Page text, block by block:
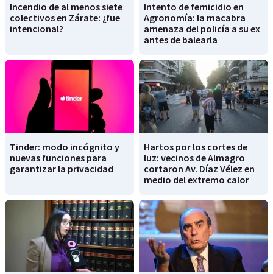
Incendio de al menos siete
colectivos en Zárate: ¿fue
intencional?
Intento de femicidio en
Agronomía: la macabra
amenaza del policía a su ex
antes de balearla
Tinder: modo incógnito y
nuevas funciones para
garantizar la privacidad
Hartos por los cortes de
luz: vecinos de Almagro
cortaron Av. Díaz Vélez en
medio del extremo calor